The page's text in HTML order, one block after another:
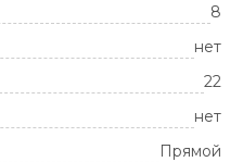
8
нет
22
нет
Прямой